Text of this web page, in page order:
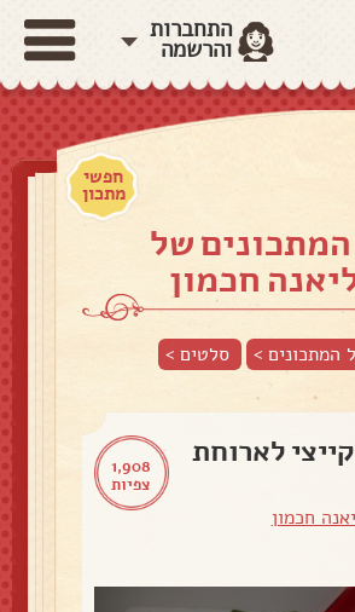
התחברות
והרשמה
חפשי
מתכון
של
חכמון
המתכונים > סלטים>
1,908
צפיות
לארוחת
חכמון